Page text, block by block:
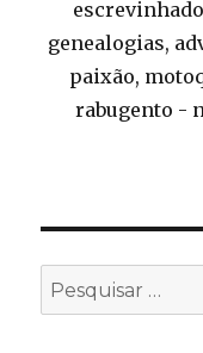
genealogias,
paixão,
rabugento -
Pesquisar
por: